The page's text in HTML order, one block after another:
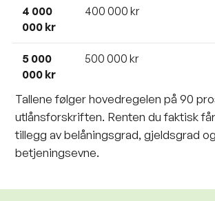
4 000
000 kr
400 000 kr
5 000
000 kr
500 000 kr
Tallene følger hovedregelen på 90
utlånsforskriften. Renten du faktisk
tillegg av belåningsgrad, gjeldsgrad og
betjeningsevne.